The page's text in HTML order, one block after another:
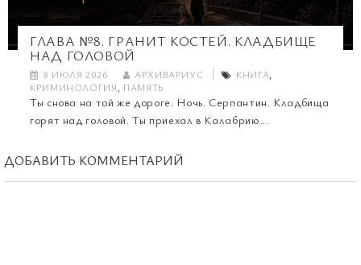
ГЛАВА №8. ГРАНИТ КОСТЕЙ. КЛАДБИЩЕ
НАД ГОЛОВОЙ
8 ИЮЛЯ 2026 АРХИВАРИУС КНИГА,
КРИМИНОЛОГИЯ, ПАМЯТЬ
Ты снова на той же дороге. Ночь. Серпантин. Кладбища
горят над головой. Ты приехал в Калабрию...
ДОБАВИТЬ КОММЕНТАРИЙ